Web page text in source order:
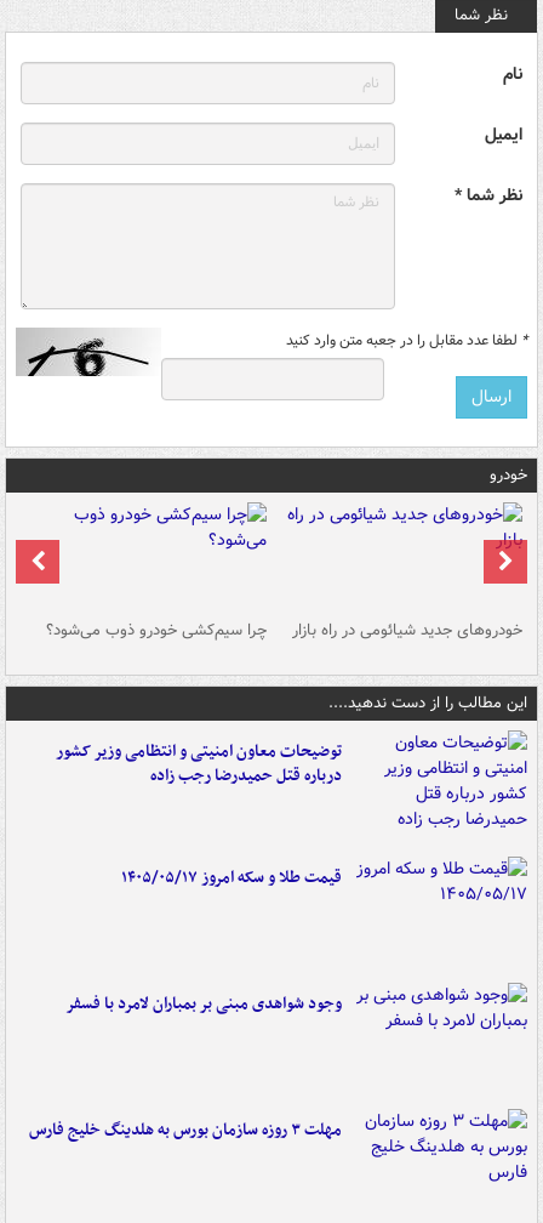
نظر شما
نام
ایمیل
نظر شما *
* لطفا عدد مقابل را در جعبه متن وارد کنید
خودرو
خودروهای جدید شیائومی در راه بازار چرا سیم‌کشی خودرو ذوب می‌شود؟
این مطالب را از دست ندهید....
توضیحات معاون امنیتی و انتظامی وزیر کشور
درباره قتل حمیدرضا رجب زاده
قیمت طلا و سکه امروز ۱۴۰۵/۰۵/۱۷
وجود شواهدی مبنی بر بمباران لامرد با فسفر
مهلت ۳ روزه سازمان بورس به هلدینگ خلیج فارس